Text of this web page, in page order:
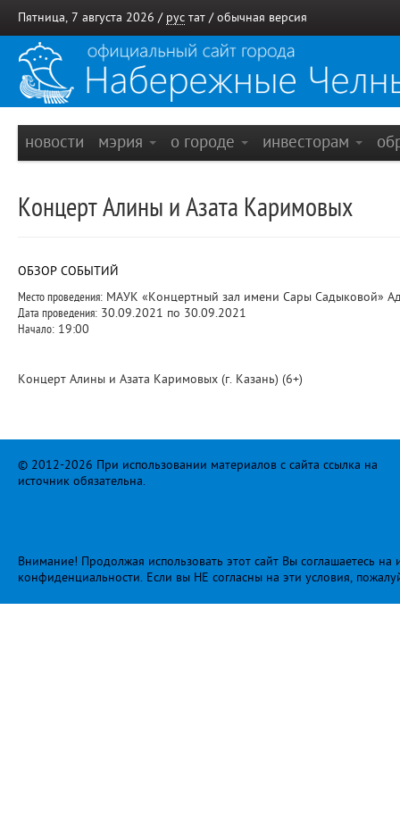
Пятница, 7 августа 2026 / рус тат / обычная версия
новости мэрия о городе инвесторам
Концерт Алины и Азата Каримовых
ОБЗОР СОБЫТИЙ
Место проведения: МАУК «Концертный зал имени Сары Садыковой»
Дата проведения: 30.09.2021 по 30.09.2021
Начало: 19:00
Концерт Алины и Азата Каримовых (г. Казань) (6+)
© 2012-2026 При использовании материалов с сайта ссылка на
источник обязательна.
Внимание! Продолжая использовать этот сайт Вы соглашаетесь
конфиденциальности. Если вы НЕ согласны на эти условия,